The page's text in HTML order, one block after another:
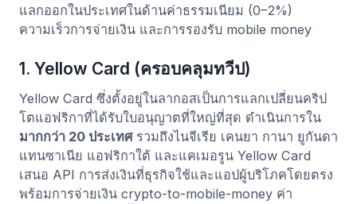
แลกออกในประเทศในด้านค่าธรรมเนียม (0–2%)
ความเร็วการจ่ายเงิน และการรองรับ mobile money
1. Yellow Card (ครอบคลุมทวีป)
Yellow Card ซึ่งตั้งอยู่ในลากอสเป็นการแลกเปลี่ยนคริป
โตแอฟริกาที่ได้รับใบอนุญาตที่ใหญ่ที่สุด ดำเนินการใน
มากกว่า 20 ประเทศรวมถึงไนจีเรีย เคนยา กานา ยูกันดา
แทนซาเนีย แอฟริกาใต้ และแคเมอรูน Yellow Card
เสนอ API การส่งเงินที่ธุรกิจใช้และแอปผู้บริโภคโดยตรง
พร้อมการจ่ายเงิน crypto-to-mobile-money ค่า